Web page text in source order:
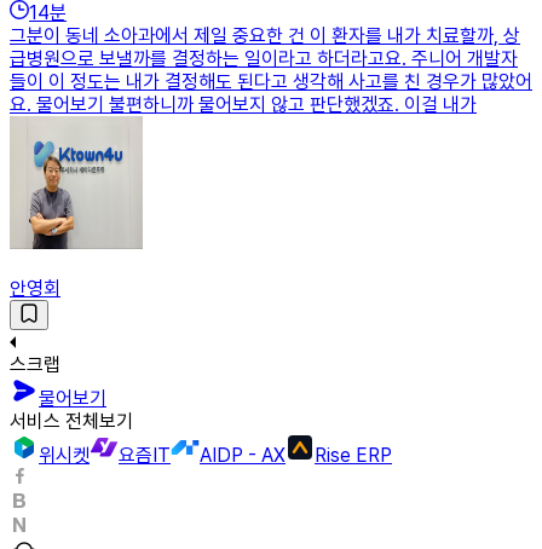
14분
그분이 동네 소아과에서 제일 중요한 건 이 환자를 내가 치료할까, 상
급병원으로 보낼까를 결정하는 일이라고 하더라고요. 주니어 개발자
들이 이 정도는 내가 결정해도 된다고 생각해 사고를 친 경우가 많았어
요. 물어보기 불편하니까 물어보지 않고 판단했겠죠. 이걸 내가
안영회
스크랩
물어보기
서비스 전체보기
위시켓
요즘IT AIDP - AX Rise ERP